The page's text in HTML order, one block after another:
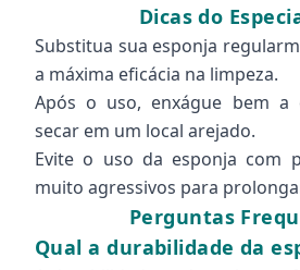
Dicas do
Substitua sua esponja
a máxima eficácia na limpeza.
Após o uso, enxágue bem a
secar em um local arejado.
Evite o uso da esponja com
muito agressivos para
Perguntas
Qual a durabilidade da